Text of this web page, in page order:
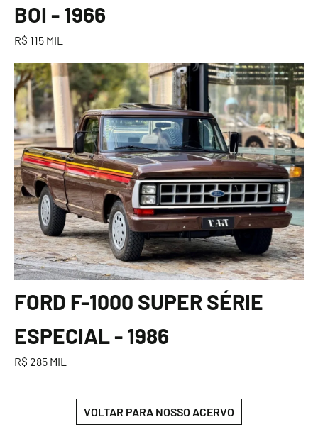
BOI - 1966
R$ 115 MIL
FORD F-1000 SUPER SÉRIE
ESPECIAL - 1986
R$ 285 MIL
VOLTAR PARA NOSSO ACERVO